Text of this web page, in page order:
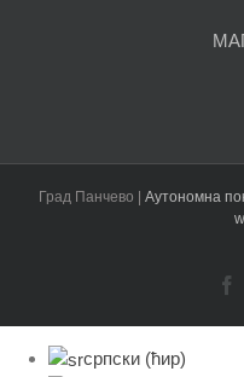
Град Панчево | Аутономна
српски (ћир)